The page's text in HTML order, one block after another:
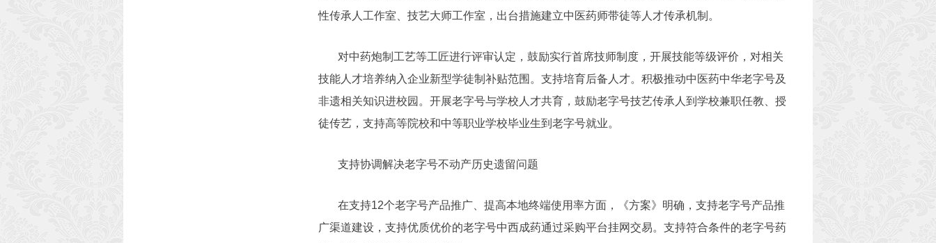
性传承人工作室、技艺大师工作室，出台措施建立中医药师带徒等人才传承机制。
对中药炮制工艺等工匠进行评审认定，鼓励实行首席技师制度，开展技能等级评价，对相关
技能人才培养纳入企业新型学徒制补贴范围。支持培育后备人才。积极推动中医药中华老字号及
非遗相关知识进校园。开展老字号与学校人才共育，鼓励老字号技艺传承人到学校兼职任教、授
徒传艺，支持高等院校和中等职业学校毕业生到老字号就业。
支持协调解决老字号不动产历史遗留问题
在支持12个老字号产品推广、提高本地终端使用率方面，《方案》明确，支持老字号产品推
广渠道建设，支持优质优价的老字号中西成药通过采购平台挂网交易。支持符合条件的老字号药